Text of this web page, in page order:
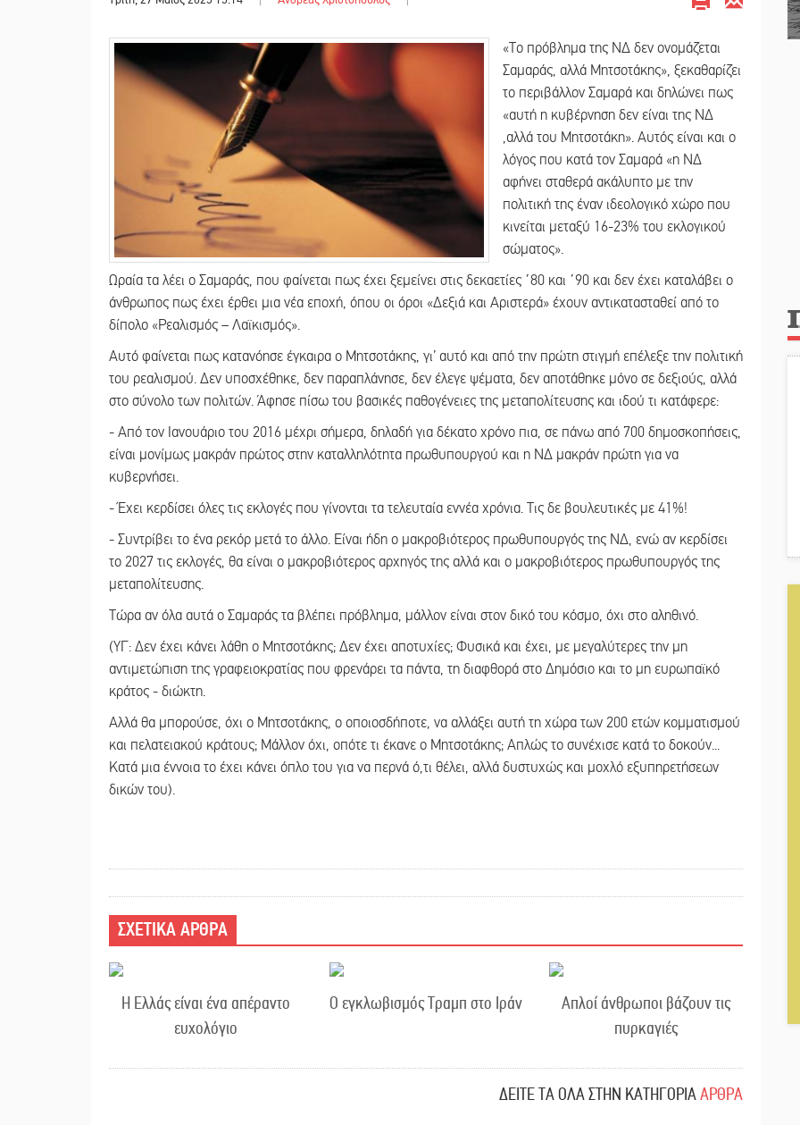
«Το πρόβλημα της ΝΔ δεν ονομάζεται
Σαμαράς, αλλά Μητσοτάκης», ξεκαθαρίζει
το περιβάλλον Σαμαρά και δηλώνει πως
«αυτή η κυβέρνηση δεν είναι της ΝΔ
,αλλά του Μητσοτάκη». Αυτός είναι και ο
λόγος που κατά τον Σαμαρά «η ΝΔ
αφήνει σταθερά ακάλυπτο με την
πολιτική της έναν ιδεολογικό χώρο που
κινείται μεταξύ 16-23% του εκλογικού
σώματος».
Ωραία τα λέει ο Σαμαράς, που φαίνεται πως έχει ξεμείνει στις δεκαετίες ΄80 και ΄90 και δεν έχει καταλάβει ο
άνθρωπος πως έχει έρθει μια νέα εποχή, όπου οι όροι «Δεξιά και Αριστερά» έχουν αντικατασταθεί από το
δίπολο «Ρεαλισμός – Λαϊκισμός».
Αυτό φαίνεται πως κατανόησε έγκαιρα ο Μητσοτάκης, γι’ αυτό και από την πρώτη στιγμή επέλεξε την πολιτική
του ρεαλισμού. Δεν υποσχέθηκε, δεν παραπλάνησε, δεν έλεγε ψέματα, δεν αποτάθηκε μόνο σε δεξιούς, αλλά
στο σύνολο των πολιτών. Άφησε πίσω του βασικές παθογένειες της μεταπολίτευσης και ιδού τι κατάφερε:
- Από τον Ιανουάριο του 2016 μέχρι σήμερα, δηλαδή για δέκατο χρόνο πια, σε πάνω από 700 δημοσκοπήσεις,
είναι μονίμως μακράν πρώτος στην καταλληλότητα πρωθυπουργού και η ΝΔ μακράν πρώτη για να
κυβερνήσει.
- Έχει κερδίσει όλες τις εκλογές που γίνονται τα τελευταία εννέα χρόνια. Τις δε βουλευτικές με 41%!
- Συντρίβει το ένα ρεκόρ μετά το άλλο. Είναι ήδη ο μακροβιότερος πρωθυπουργός της ΝΔ, ενώ αν κερδίσει
το 2027 τις εκλογές, θα είναι ο μακροβιότερος αρχηγός της αλλά και ο μακροβιότερος πρωθυπουργός της
μεταπολίτευσης.
Τώρα αν όλα αυτά ο Σαμαράς τα βλέπει πρόβλημα, μάλλον είναι στον δικό του κόσμο, όχι στο αληθινό.
(ΥΓ: Δεν έχει κάνει λάθη ο Μητσοτάκης; Δεν έχει αποτυχίες; Φυσικά και έχει, με μεγαλύτερες την μη
αντιμετώπιση της γραφειοκρατίας που φρενάρει τα πάντα, τη διαφθορά στο Δημόσιο και το μη ευρωπαϊκό
κράτος - διώκτη.
Αλλά θα μπορούσε, όχι ο Μητσοτάκης, ο οποιοσδήποτε, να αλλάξει αυτή τη χώρα των 200 ετών κομματισμού
και πελατειακού κράτους; Μάλλον όχι, οπότε τι έκανε ο Μητσοτάκης; Απλώς το συνέχισε κατά το δοκούν...
Κατά μια έννοια το έχει κάνει όπλο του για να περνά ό,τι θέλει, αλλά δυστυχώς και μοχλό εξυπηρετήσεων
δικών του).
ΣΧΕΤΙΚΑ ΑΡΘΡΑ
Η Ελλάς είναι ένα απέραντο
ευχολόγιο
Ο εγκλωβισμός Τραμπ στο Ιράν
Απλοί άνθρωποι βάζουν τις
πυρκαγιές
ΔΕΙΤΕ ΤΑ ΟΛΑ ΣΤΗΝ ΚΑΤΗΓΟΡΙΑΑΡΘΡΑ